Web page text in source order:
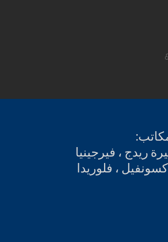
ريدج ، فيرجينيا
، فلوريدا